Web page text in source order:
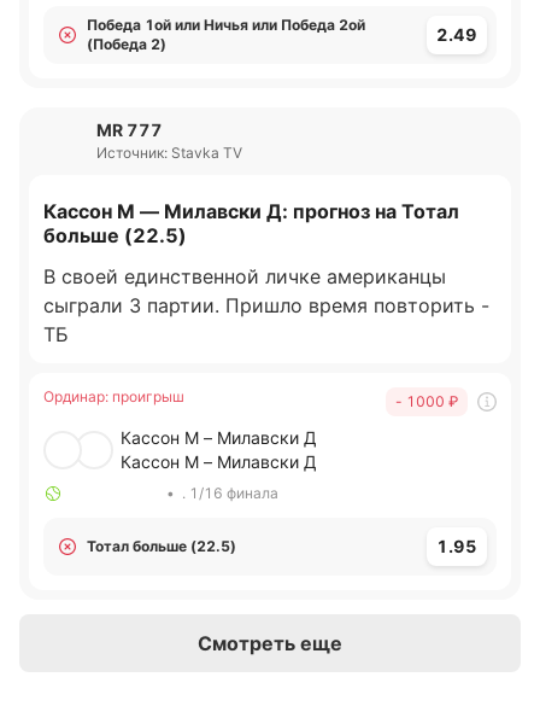
Победа 1ой или Ничья или Победа 2ой
(Победа 2)
2.49
MR 777
Источник: Stavka TV
Кассон М — Милавски Д: прогноз на Тотал
больше (22.5)
В своей единственной личке американцы
сыграли 3 партии. Пришло время повторить -
ТБ
Ординар: проигрыш - 1000 ₽
Кассон М – Милавски Д
Кассон М – Милавски Д
• . 1/16 финала
Тотал больше (22.5) 1.95
Смотреть еще